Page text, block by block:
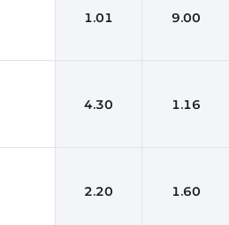
1.01 9.00
4.30 1.16
2.20 1.60